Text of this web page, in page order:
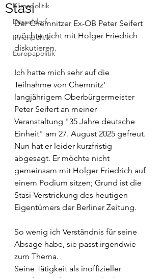
Klimapolitik
Düsseldorf
Innenpolitik
Europapolitik
Stasi
Der Chemnitzer Ex-OB Peter Seifert
möchte nicht mit Holger Friedrich
diskutieren.
Ich hatte mich sehr auf die
Teilnahme von Chemnitz'
langjährigem Oberbürgermeister
Peter Seifert an meiner
Veranstaltung "35 Jahre deutsche
Einheit" am 27. August 2025 gefreut.
Nun hat er leider kurzfristig
abgesagt. Er möchte nicht
gemeinsam mit Holger Friedrich auf
einem Podium sitzen; Grund ist die
Stasi-Verstrickung des heutigen
Eigentümers der Berliner Zeitung.
So wenig ich Verständnis für seine
Absage habe, sie passt irgendwie
zum Thema.
Seine Tätigkeit als inoffizieller